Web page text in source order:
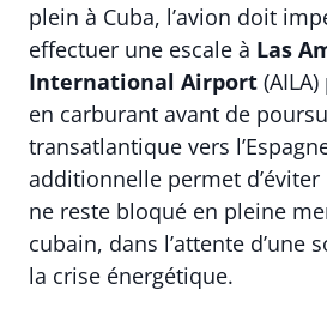
plein à Cuba, l’avion doit
effectuer une escale à Las
International Airport
en carburant avant de
transatlantique vers
additionnelle permet d’éviter
ne reste bloqué en pleine
cubain, dans l’attente d’une
la crise énergétique.